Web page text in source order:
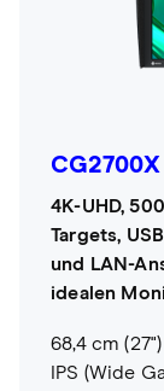
CG2700X
4K-UHD,
Targets,
und LAN-
idealen
68,4 cm (27")
IPS (Wide